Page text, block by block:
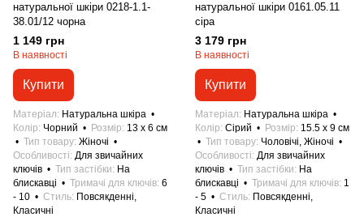
натуральної шкіри 0218-1.1-
38.01/12 чорна
1 149 грн
В наявності
Купити
Матеріал
Натуральна шкіра
Колір Чорний Розмір 13 x 6 см
Тип товару Жіночі
Особливості Для звичайних
ключів
Тип застібки
На
блискавці
Тримачі для ключів 6
- 10
Стиль Повсякденні,
Класичні
натуральної шкіри 0161.05.11
сіра
3 179 грн
В наявності
Купити
Матеріал
Натуральна шкіра
Колір Сірий Розмір 15.5 x 9 см
Тип товару Чоловічі, Жіночі
Особливості Для звичайних
ключів
Тип застібки
На
блискавці
Тримачі для ключів 1
- 5
Стиль Повсякденні,
Класичні